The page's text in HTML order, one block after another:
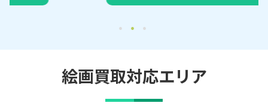
絵画買取対応エリア